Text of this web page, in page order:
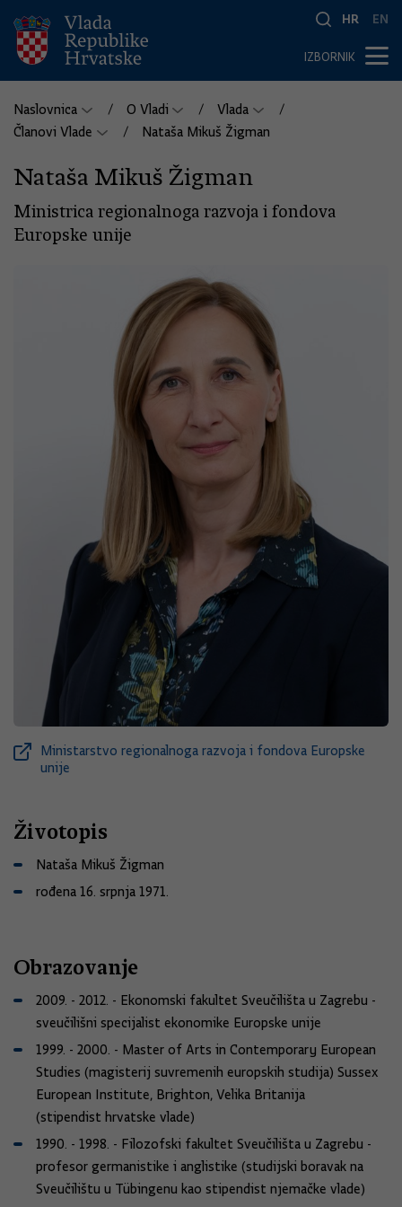
HR EN
IZBORNIK
Naslovnica O Vladi
Vlada
Članovi Vlade
Nataša Mikuš Žigman
Nataša Mikuš Žigman
Ministrica regionalnoga razvoja i fondova
Europske unije
Ministarstvo regionalnoga razvoja i fondova Europske
unije
Životopis
Nataša Mikuš Žigman
rođena 16. srpnja 1971.
Obrazovanje
2009. - 2012. - Ekonomski fakultet Sveučilišta u Zagrebu -
sveučilišni specijalist ekonomike Europske unije
1999. - 2000. - Master of Arts in Contemporary European
Studies (magisterij suvremenih europskih studija) Sussex
European Institute, Brighton, Velika Britanija
(stipendist hrvatske vlade)
1990. - 1998. - Filozofski fakultet Sveučilišta u Zagrebu -
profesor germanistike i anglistike (studijski boravak na
Sveučilištu u Tübingenu kao stipendist njemačke vlade)